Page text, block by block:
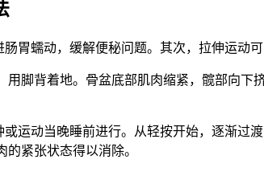
胃蠕动，缓解便秘问题。其次，拉伸运动
脚背着地。骨盆底部肌肉缩紧，髋部向
运动当晚睡前进行。从轻按开始，逐渐过
紧张状态得以消除。